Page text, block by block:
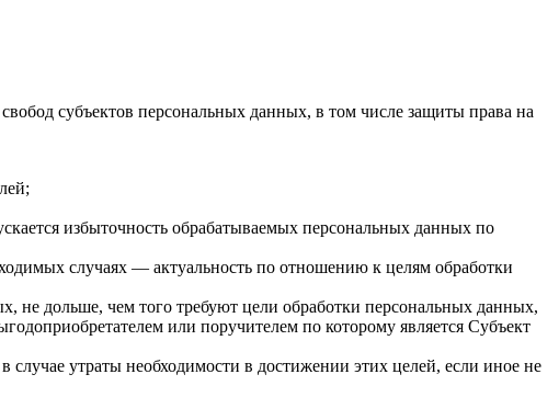
субъектов персональных данных, в том числе защиты права на
избыточность обрабатываемых персональных данных по
случаях — актуальность по отношению к целям обработки
не дольше, чем того требуют цели обработки персональных данных,
или поручителем по которому является Субъект
утраты необходимости в достижении этих целей, если иное не